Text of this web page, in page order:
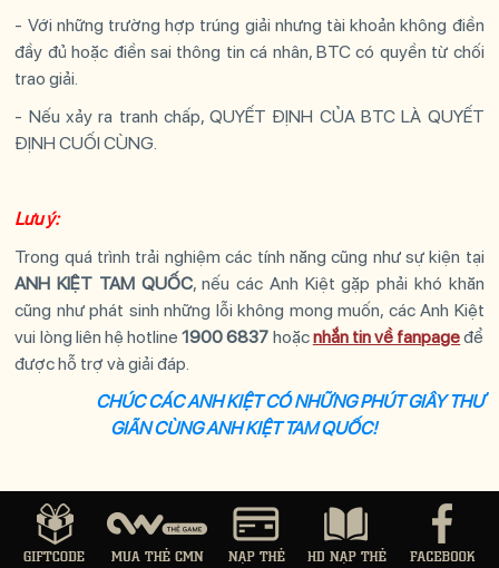
- Với những trường hợp trúng giải nhưng tài khoản không điền
đầy đủ hoặc điền sai thông tin cá nhân, BTC có quyền từ chối
trao giải.
- Nếu xảy ra tranh chấp, QUYẾT ĐỊNH CỦA BTC LÀ QUYẾT
ĐỊNH CUỐI CÙNG.
Lưu ý:
Trong quá trình trải nghiệm các tính năng cũng như sự kiện tại
ANH KIỆT TAM QUỐC, nếu các Anh Kiệt gặp phải khó khăn
cũng như phát sinh những lỗi không mong muốn, cácAnh Kiệt
vui lòng liên hệ hotline1900 6837 hoặcnhắn tin về fanpageđể
được hỗ trợ và giải đáp.
CHÚC CÁC ANH KIỆT CÓ NHỮNG PHÚT GIÂY THƯ
GIÃN CÙNGANH KIỆT TAM QUỐC!